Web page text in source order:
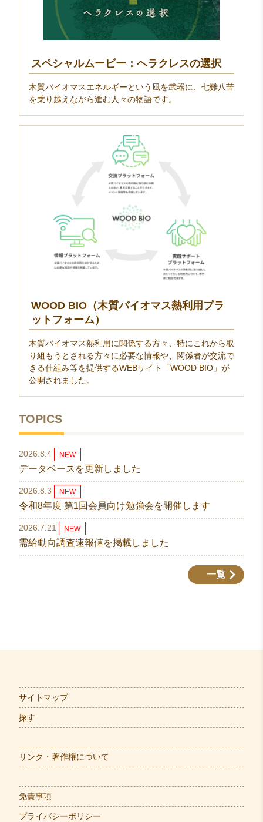
スペシャルムービー：ヘラクレスの選択
木質バイオマスエネルギーという風を武器に、七難八苦
を乗り越えながら進む人々の物語です。
WOOD BIO（木質バイオマス熱利用プラ
ットフォーム）
木質バイオマス熱利用に関係する方々、特にこれから取
り組もうとされる方々に必要な情報や、関係者が交流で
きる仕組み等を提供するWEBサイト「WOOD BIO」が
公開されました。
TOPICS
2026.8.4 NEW
データベースを更新しました
2026.8.3 NEW
令和8年度 第1回会員向け勉強会を開催します
2026.7.21 NEW
需給動向調査速報値を掲載しました
一覧
サイトマップ
探す
リンク・著作権について
免責事項
プライバシーポリシー